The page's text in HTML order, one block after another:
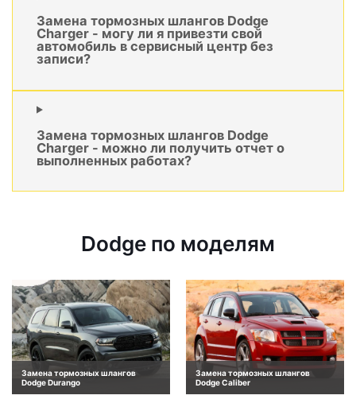
Замена тормозных шлангов Dodge
Charger - могу ли я привезти свой
автомобиль в сервисный центр без
записи?
Замена тормозных шлангов Dodge
Charger - можно ли получить отчет о
выполненных работах?
Dodge по моделям
Замена тормозных шлангов
Dodge Durango
Замена тормозных шлангов
Dodge Caliber